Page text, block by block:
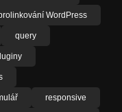
WordPress
query
responsive